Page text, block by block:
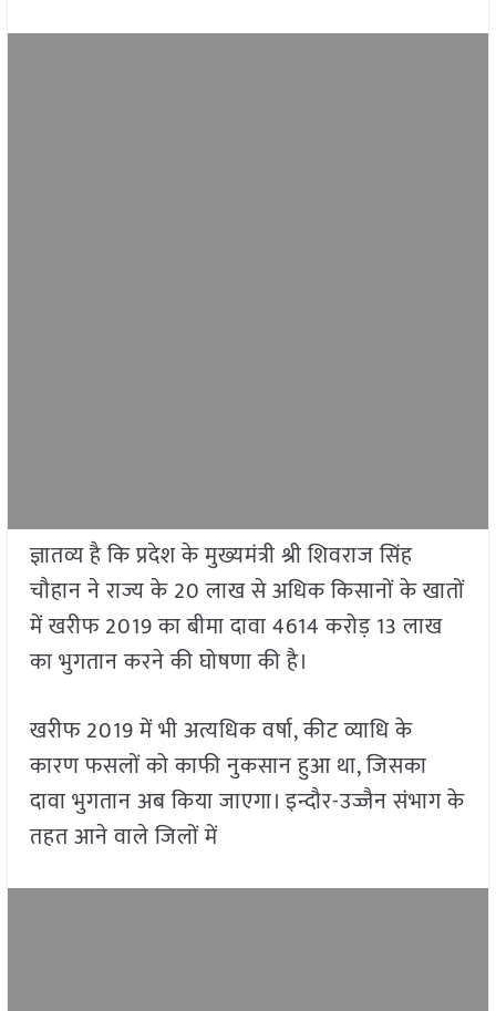
ज्ञातव्य है कि प्रदेश के मुख्यमंत्री श्री शिवराज सिंह
चौहान ने राज्य के 20 लाख से अधिक किसानों के खातों
में खरीफ 2019 का बीमा दावा 4614 करोड़ 13 लाख
का भुगतान करने की घोषणा की है।
खरीफ 2019 में भी अत्यधिक वर्षा, कीट व्याधि के
कारण फसलों को काफी नुकसान हुआ था, जिसका
दावा भुगतान अब किया जाएगा। इन्दौर-उज्जैन संभाग के
तहत आने वाले जिलों में